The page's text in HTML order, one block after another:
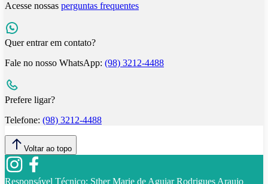
Acesse nossas perguntas frequentes
Quer entrar em contato?
Fale no nosso WhatsApp: (98) 3212-4488
Prefere ligar?
Telefone: (98) 3212-4488
Voltar ao topo
Responsável Técnico: Sther Marie de Aguiar Rodrigues Araujo